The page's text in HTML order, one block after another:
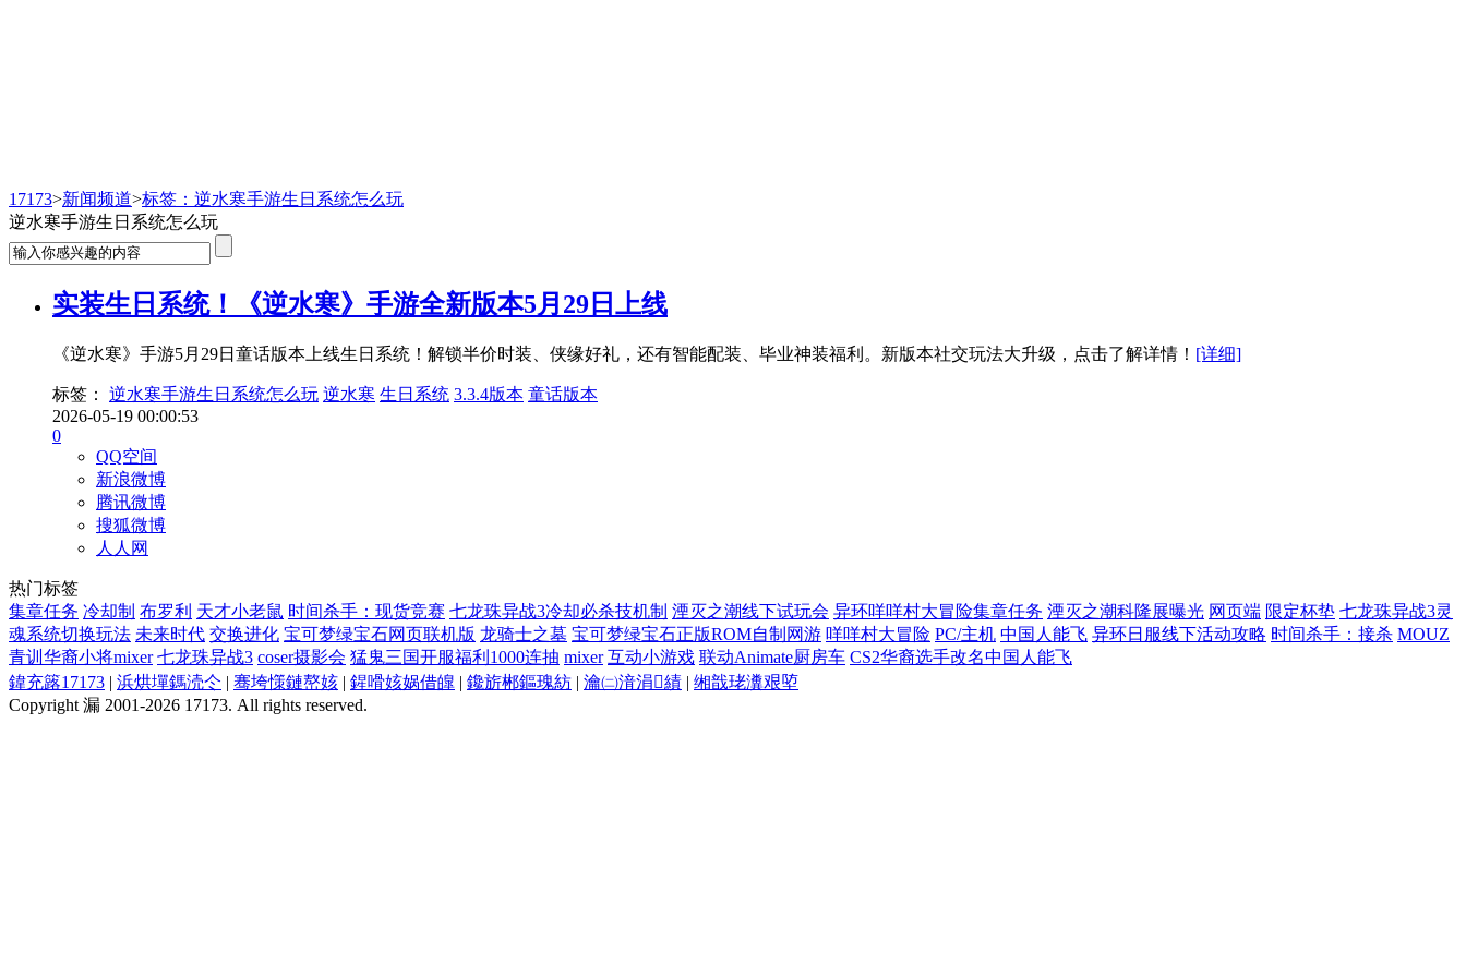
17173>新闻频道>标签：逆水寒手游生日系统怎么玩
逆水寒手游生日系统怎么玩
实装生日系统！《逆水寒》手游全新版本5月29日上线
《逆水寒》手游5月29日童话版本上线生日系统！解锁半价时装、侠缘好礼，还有智能配装、毕业神装福利。新版本社交玩法大升级，点击了解详情！ [详细]
标签： 逆水寒手游生日系统怎么玩 逆水寒 生日系统 3.3.4版本 童话版本
2026-05-19 00:00:53
0
QQ空间
新浪微博
腾讯微博
搜狐微博
人人网
热门标签
集章任务 冷却制 布罗利 天才小老鼠 时间杀手：现货竞赛 七龙珠异战3冷却必杀技机制 湮灭之潮线下试玩会 异环咩咩村大冒险集章任务 湮灭之潮科隆展曝光 网页端 限定杯垫 七龙珠异战3灵
魂系统切换玩法 未来时代 交换进化 宝可梦绿宝石网页联机版 龙骑士之墓 宝可梦绿宝石正版ROM自制网游 咩咩村大冒险 PC/主机 中国人能飞 异环日服线下活动攻略 时间杀手：接杀 MOUZ
青训华裔小将mixer 七龙珠异战3 coser摄影会 猛鬼三国开服福利1000连抽 mixer 互动小游戏 联动Animate厨房车 CS2华裔选手改名中国人能飞
鍏充簬17173 | 浜烘墠鎷涜仒 | 骞垮憡鏈嶅姟 | 鍟嗗姟娲借皥 | 鑱旂郴鏂瑰紡 | 瀹㈡湇涓績 | 缃戠珯瀵艰埅
Copyright 漏 2001-2026 17173. All rights reserved.